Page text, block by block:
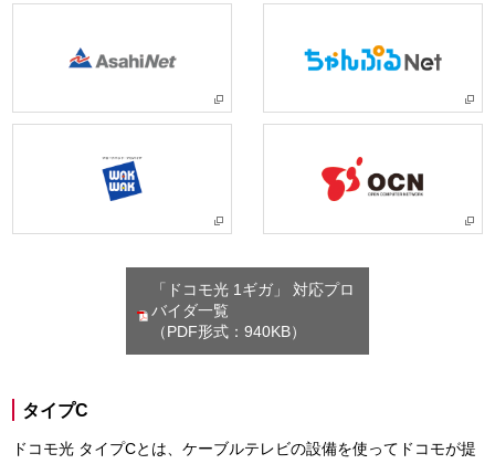
「ドコモ光 1ギガ」 対応プロ
バイダ一覧
（PDF形式：940KB）
タイプC
ドコモ光 タイプCとは、ケーブルテレビの設備を使ってドコモが提